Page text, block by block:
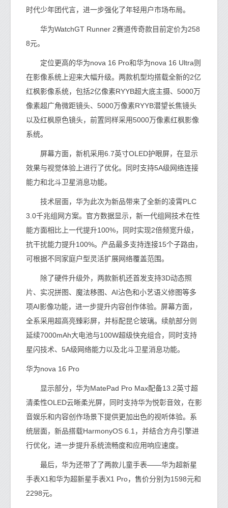
时代少年团代言，进一步强化了年轻用户市场布局。
华为WatchGT Runner 2赛道传奇款目前定价为258
8元。
定位更高的华为nova 16 Pro和华为nova 16 Ultra则
在影像系统上迎来大幅升级。两款机型均搭载全新的2亿
红枫影像系统，包括2亿像素RYYB超大底主摄、5000万
像素超广角微距镜头、5000万像素RYYB潜望长焦镜头
以及红枫原色镜头，前置同样采用5000万像素红枫影像
系统。
屏幕方面，新机采用6.7英寸OLED护眼屏，在显示
效果与视觉体验上进行了优化。同时支持5A级网络连接
能力和北斗卫星消息功能。
技术层面，华为此次为新品带来了全新的凌霄PLC
3.0千兆组网方案。官方数据显示，新一代组网技术在性
能方面相比上一代提升100%，同时实现2倍频宽升级，
抗干扰能力提升100%。产品最多支持连接15个子路由，
可根据不同家庭户型灵活扩展网络覆盖范围。
除了硬件升级外，两款新机还首发支持3D动态照
片、实况拼图、魔法移图、AI沾色和小艺语义修图等多
项AI影像功能，进一步提升内容创作体验。屏幕方面，
全系采用超高亮臻彩屏，并标配昆仑玻璃。续航部分则
延续7000mAh大电池与100W超级快充组合，同时支持
星闪技术、5A级网络能力以及北斗卫星消息功能。
华为nova 16 Pro
显示部分，华为MatePad Pro Max配备13.2英寸超
清柔性OLED云晰柔光屏，同时支持华为悦彰音效，在影
音娱乐和内容创作场景下提供更加出色的视听体验。系
统层面，新品搭载HarmonyOS 6.1，并结合方舟引擎进
行优化，进一步提升系统流畅度和应用响应速度。
最后，华为还带了了两款儿童手表——华为超新星
手表X1和华为超新星手表X1 Pro，售价分别为1598元和
2298元。